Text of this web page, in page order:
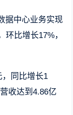
据中心业务实现
环比增长17%，
，同比增长1
收达到4.86亿